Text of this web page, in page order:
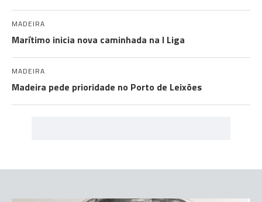
MADEIRA
Marítimo inicia nova caminhada na I Liga
MADEIRA
Madeira pede prioridade no Porto de Leixões